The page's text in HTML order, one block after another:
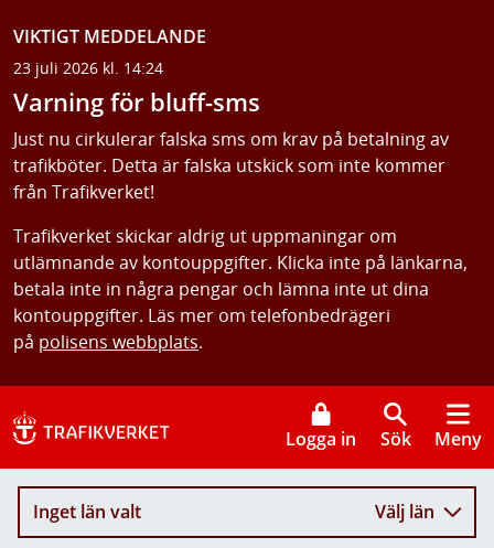
VIKTIGT MEDDELANDE
23 juli 2026 kl. 14:24
Varning för bluff-sms
Just nu cirkulerar falska sms om krav på betalning av
trafikböter. Detta är falska utskick som inte kommer
från Trafikverket!
Trafikverket skickar aldrig ut uppmaningar om
utlämnande av kontouppgifter. Klicka inte på länkarna,
betala inte in några pengar och lämna inte ut dina
kontouppgifter. Läs mer om telefonbedrägeri
på polisens webbplats.
Logga in Sök Meny
Inget län valt Välj län